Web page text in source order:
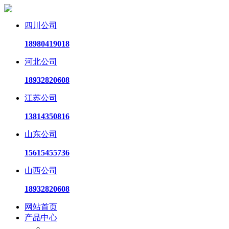
四川公司
18980419018
河北公司
18932820608
江苏公司
13814350816
山东公司
15615455736
山西公司
18932820608
网站首页
产品中心